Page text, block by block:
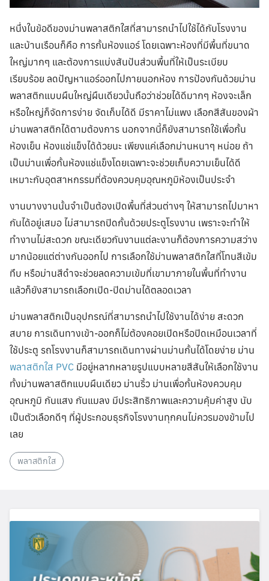
หนึ่งในข้อดีของม่านพลาสติกใสที่สามารถนำไปใช้ได้กับโรงงาน
และบ้านเรือนก็คือ การกั้นห้องแอร์ โดยเฉพาะห้องที่มีพื้นที่ขนาด
ใหญ่มากๆ และต้องการแบ่งสันปันส่วนพื้นที่ให้เป็นระเบียบ
เรียบร้อย ลดปัญหาแอร์ออกไปภายนอกห้อง การป้องกันด้วยม่าน
พลาสติกแบบผืนใหญ่ผืนเดียวนั้นถือว่าช่วยได้ดีมากๆ ห้องจะเล็ก
หรือใหญ่ก็จัดการง่าย จัดเก็บได้ดี มีราคาไม่แพง เลือกสีสันของผ้า
ม่านพลาสติกได้ตามต้องการ นอกจากนี้ก็ยังสามารถใช้เพื่อกั้น
ห้องเย็น ห้องแช่แข็งได้ด้วยนะ เพียงแค่เลือกม่านหนาๆ หน่อย ถ้า
เป็นม่านเพื่อกั้นห้องแช่แข็งโดยเฉพาะจะช่วยเก็บความเย็นได้ดี
เหมาะกับอุตสาหกรรมที่ต้องควบคุมอุณหภูมิห้องเป็นประจำ
งานบางงานนั้นจำเป็นต้องเปิดพื้นที่ส่วนต่างๆ ให้สามารถไปมาหา
กันได้อยู่เสมอ ไม่สามารถปิดกั้นด้วยประตูโรงงาน เพราะจะทำให้
ทำงานไม่สะดวก ขณะเดียวกันงานแต่ละงานก็ต้องการความสว่าง
มากน้อยแต่ต่างกันออกไป การเลือกใช้ม่านพลาสติกใสที่โทนสีเข้ม
ทึบ หรือม่านสีดำจะช่วยลดความเข้มที่เขามาภายในพื้นที่ทำงาน
แล้วก็ยังสามารถเลือกเปิด-ปิดม่านได้ตลอดเวลา
ม่านพลาสติกเป็นอุปกรณ์ที่สามารถนำไปใช้งานได้ง่าย สะดวก
สบาย การเดินทางเข้า-ออกก็ไม่ต้องคอยเปิดหรือปิดเหมือนเวลาที่
ใช้ประตู รถโรงงานก็สามารถเดินทางผ่านม่านกั้นได้โดยง่าย ม่าน
พลาสติกใส PVC มีอยู่หลากหลายรูปแบบหลายสีสันให้เลือกใช้งาน
ทั้งม่านพลาสติกแบบผืนเดียว ม่านริ้ว ม่านเพื่อกั้นห้องควบคุม
อุณหภูมิ กันแสง กันแมลง มีประสิทธิภาพและความคุ้มค่าสูง นับ
เป็นตัวเลือกดีๆ ที่ผู้ประกอบธุรกิจโรงงานทุกคนไม่ควรมองข้ามไป
เลย
พลาสติกใส